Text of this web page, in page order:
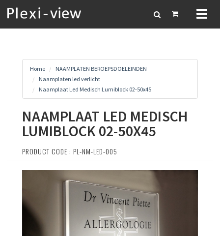
Home
NAAMPLATEN BEROEPSDOELEINDEN
Naamplaten led verlicht
Naamplaat Led Medisch Lumiblock 02-50x45
NAAMPLAAT LED MEDISCH
LUMIBLOCK 02-50X45
PRODUCT CODE : PL-NM-LED-005